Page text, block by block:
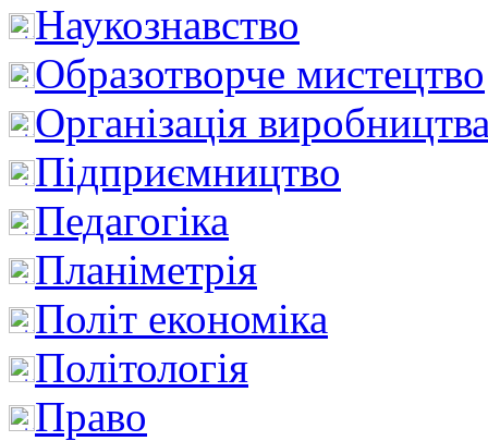
Наукознавство
Образотворче мистецтво
Організація
Підприємництво
Педагогіка
Планіметрія
Політ економіка
Політологія
Право